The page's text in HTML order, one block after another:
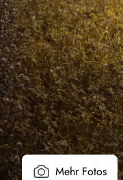
Mehr Fotos